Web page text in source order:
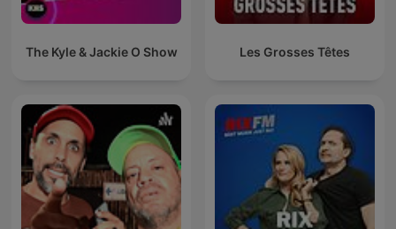
The Kyle & Jackie O Show Les Grosses Têtes